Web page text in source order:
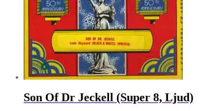
Son Of Dr Jeckell (Super 8, Ljud)